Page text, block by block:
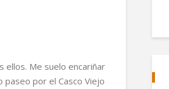
ellos. Me suelo encariñar
paseo por el Casco Viejo